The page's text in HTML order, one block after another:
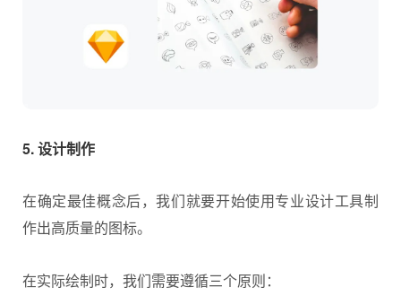
5. 设计制作
在确定最佳概念后，我们就要开始使用专业设计工具制
作出高质量的图标。
在实际绘制时，我们需要遵循三个原则：